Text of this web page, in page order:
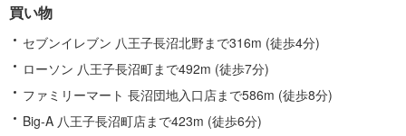
情
報
買い物
セブンイレブン 八王子長沼北野まで316m (徒歩4分)
ローソン 八王子長沼町まで492m (徒歩7分)
ファミリーマート 長沼団地入口店まで586m (徒歩8分)
Big-A 八王子長沼町店まで423m (徒歩6分)